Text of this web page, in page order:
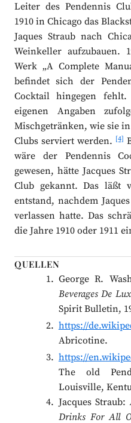
Leiter des Pendennis
1910 in Chicago das
Jaques Straub nach
Weinkeller aufzubauen.
Werk „A Complete
befindet sich der
Cocktail hingegen
eigenen Angaben
Mischgetränken, wie sie
Clubs serviert werden. [4]
wäre der Pendennis
gewesen, hätte Jacques
Club gekannt. Das läßt
entstand, nachdem
verlassen hatte. Das
die Jahre 1910 oder 1911
QUELLEN
George R.
Beverages De
Spirit Bulletin,
https://
Abricotine.
https://
The old
Louisville,
Jacques Straub:
Drinks For All